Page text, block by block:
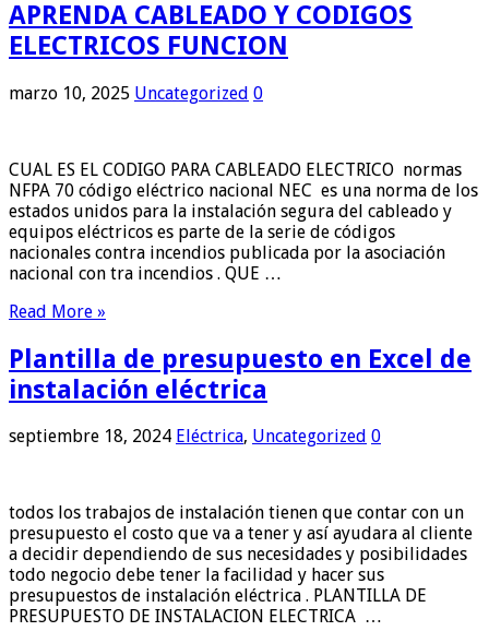
APRENDA CABLEADO Y CODIGOS
ELECTRICOS FUNCION
marzo 10, 2025 Uncategorized 0
CUAL ES EL CODIGO PARA CABLEADO ELECTRICO normas
NFPA 70 código eléctrico nacional NEC es una norma de los
estados unidos para la instalación segura del cableado y
equipos eléctricos es parte de la serie de códigos
nacionales contra incendios publicada por la asociación
nacional con tra incendios . QUE …
Read More »
Plantilla de presupuesto en Excel de
instalación eléctrica
septiembre 18, 2024 Eléctrica, Uncategorized 0
todos los trabajos de instalación tienen que contar con un
presupuesto el costo que va a tener y así ayudara al cliente
a decidir dependiendo de sus necesidades y posibilidades
todo negocio debe tener la facilidad y hacer sus
presupuestos de instalación eléctrica . PLANTILLA DE
PRESUPUESTO DE INSTALACION ELECTRICA …